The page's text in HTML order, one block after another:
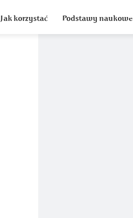
Jak korzystać Podstawy naukowe